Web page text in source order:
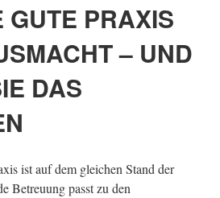
GUTE PRAXIS
– UND
DAS
ist auf dem gleichen Stand der
Betreuung passt zu den